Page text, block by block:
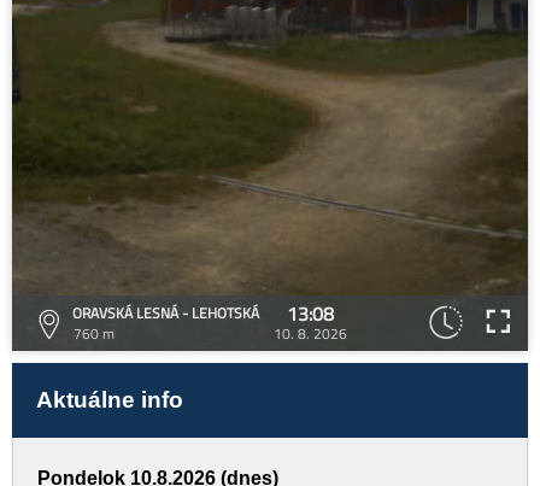
ORAVSKÁ LESNÁ - LEHOTSKÁ
760 m
13:08
10. 8. 2026
Aktuálne info
Pondelok 10.8.2026 (dnes)